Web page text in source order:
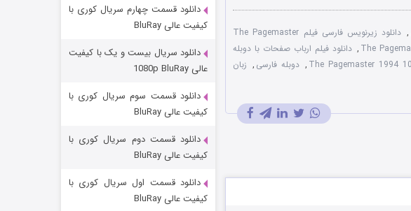
,
دانلود زیرنویس فارسی فیلم The Pagemaster
, دانلود فیلم ارباب صفحات با دوبله
, دوبله فارسی , زبان
مردگان متحرک: شهر مرده ۳
دانلود قسمت چهارم سریال کوری با
کیفیت عالی BluRay
دانلود سریال بیست و یک با کیفیت
عالی 1080p BluRay
دانلود قسمت سوم سریال کوری با
کیفیت عالی BluRay
دانلود قسمت دوم سریال کوری با
کیفیت عالی BluRay
دانلود قسمت اول سریال کوری با
کیفیت عالی BluRay